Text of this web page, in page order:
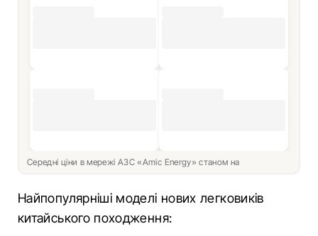
Середні ціни в мережі АЗС «Amic Energy» станом на
Найпопулярніші моделі нових легковиків
китайського походження: